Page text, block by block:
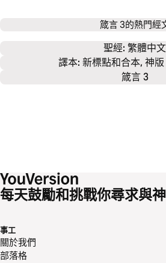
箴言 3的熱門經
聖經: 繁體中文
譯本: 新標點和合本, 神
箴言 3
每天鼓勵和挑戰你尋求與
事工
關於我們
部落格